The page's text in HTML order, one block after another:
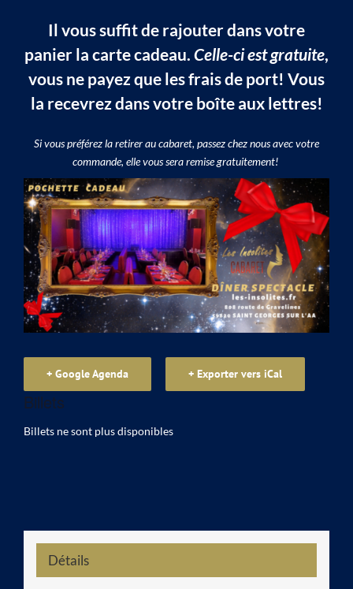
Il vous suffit de rajouter dans votre
panier la carte cadeau. Celle-ci est gratuite,
vous ne payez que les frais de port! Vous
la recevrez dans votre boîte aux lettres!
Si vous préférez la retirer au cabaret, passez chez nous avec votre
commande, elle vous sera remise gratuitement!
+ Google Agenda + Exporter vers iCal
Billets
Billets ne sont plus disponibles
Détails